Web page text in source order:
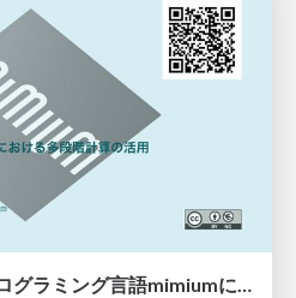
音楽のための関数型プログラミング言語mimiumにおける多段階計算の活用